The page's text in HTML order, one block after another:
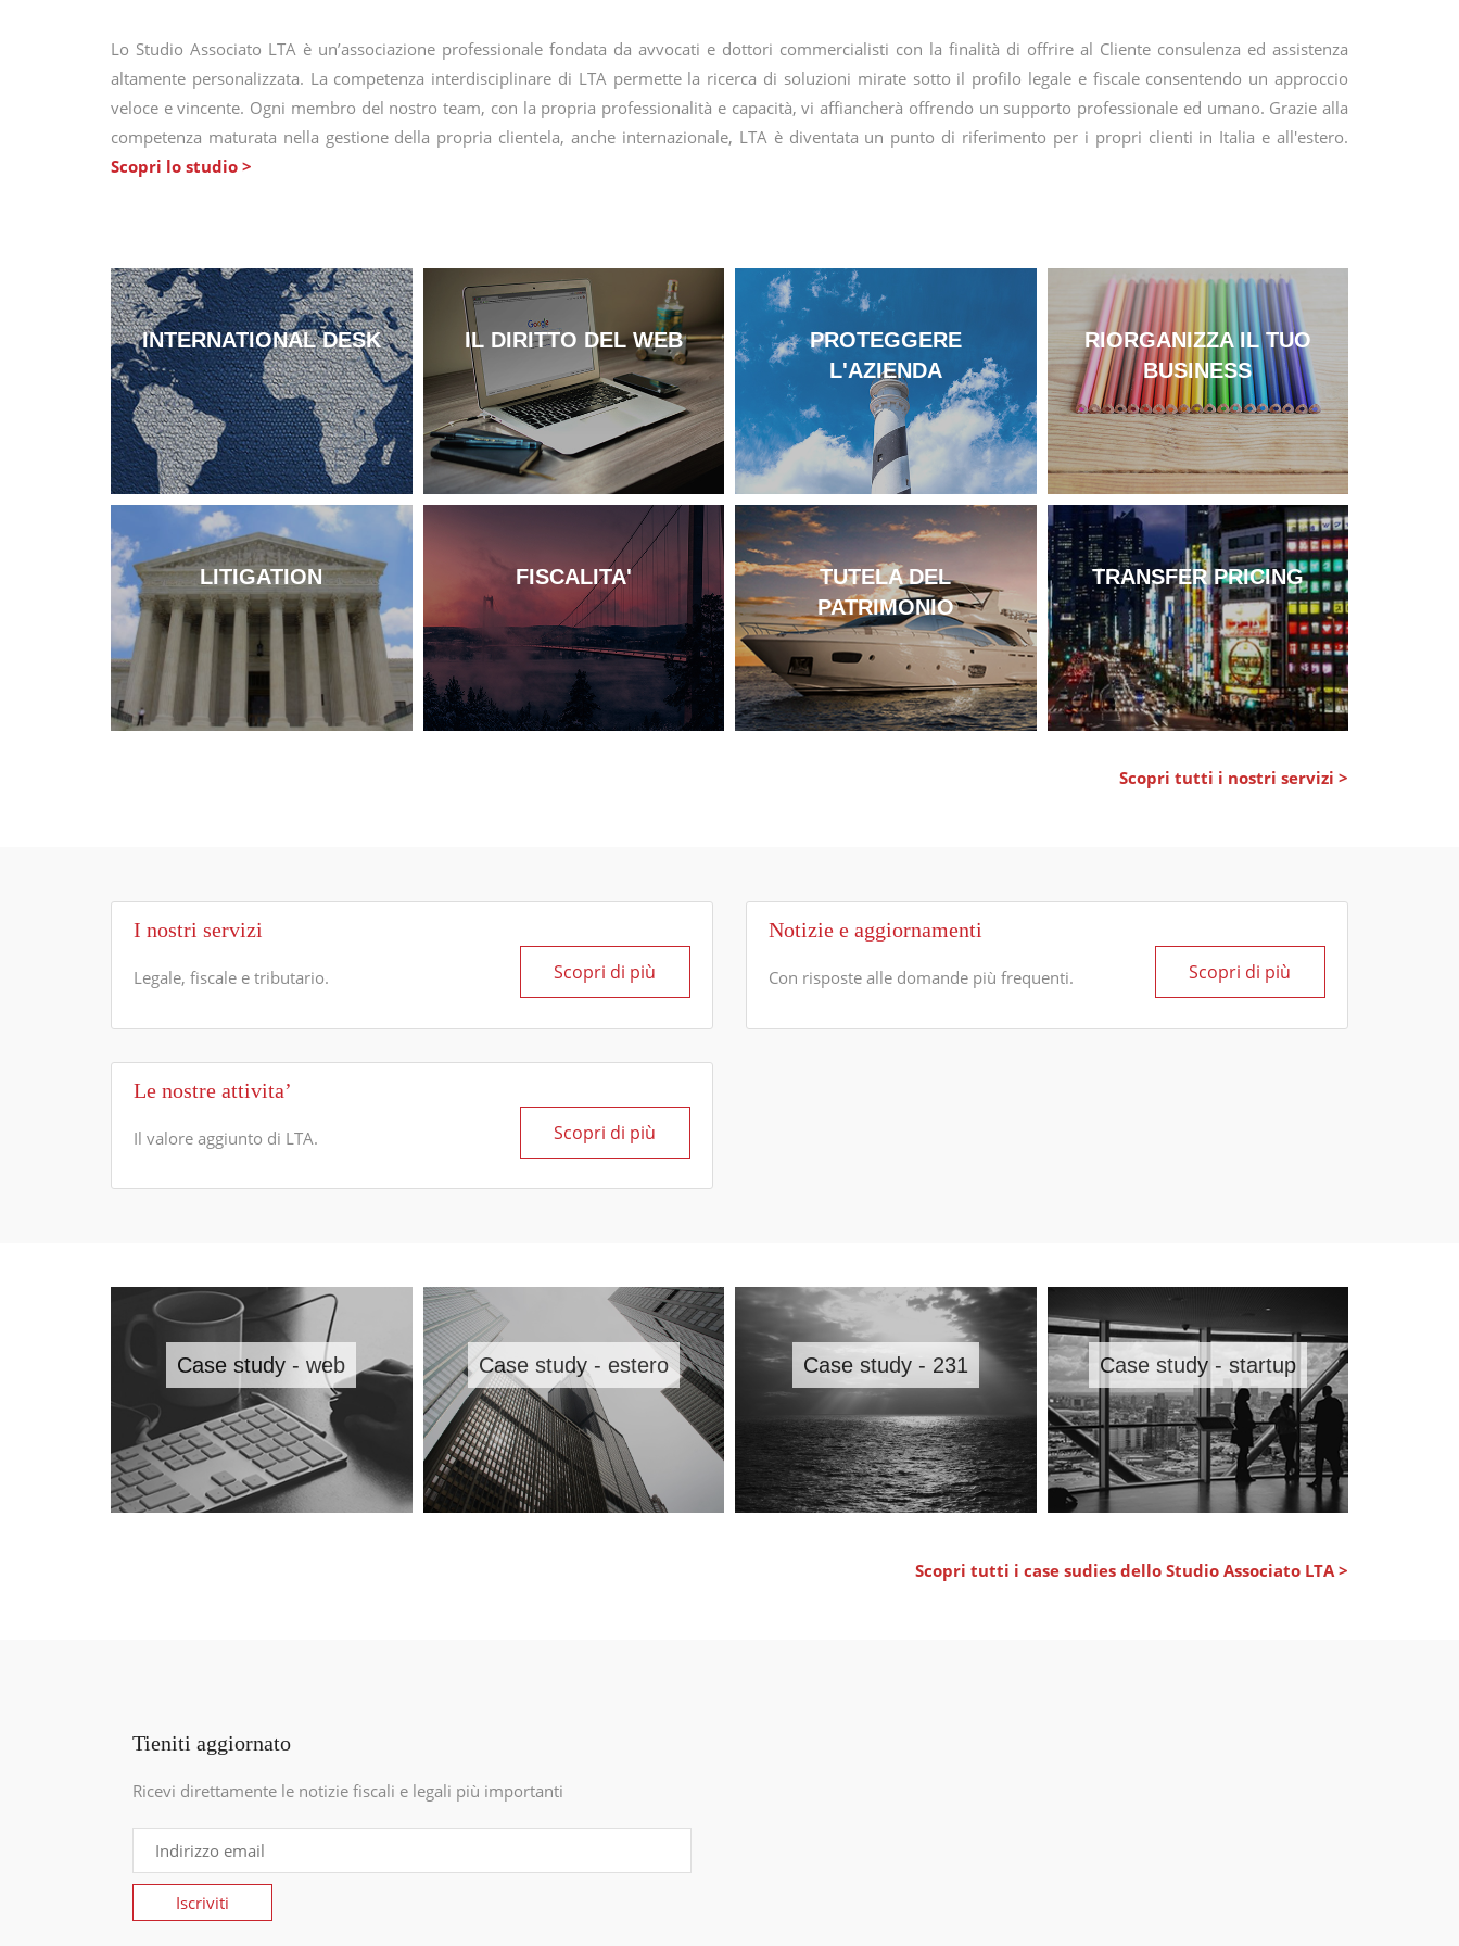
Lo Studio Associato LTA è un’associazione professionale fondata da avvocati e dottori commercialisti con la finalità di offrire al Cliente consulenza ed assistenza
altamente personalizzata. La competenza interdisciplinare di LTA permette la ricerca di soluzioni mirate sotto il profilo legale e fiscale consentendo un approccio
veloce e vincente. Ogni membro del nostro team, con la propria professionalità e capacità, vi affiancherà offrendo un supporto professionale ed umano. Grazie alla
competenza maturata nella gestione della propria clientela, anche internazionale, LTA è diventata un punto di riferimento per i propri clienti in Italia e all'estero.
Scopri lo studio >
INTERNATIONAL DESK IL DIRITTO DEL WEB
PROTEGGERE
L'AZIENDA
RIORGANIZZA IL TUO
BUSINESS
LITIGATION FISCALITA'
TUTELA DEL
PATRIMONIO
TRANSFER PRICING
Scopri tutti i nostri servizi >
I nostri servizi
Legale, fiscale e tributario. Scopri di più
Le nostre attivita’
Il valore aggiunto di LTA. Scopri di più
Notizie e aggiornamenti
Con risposte alle domande più frequenti. Scopri di più
Case study - web Case study - estero Case study - 231 Case study - startup
Scopri tutti i case sudies dello Studio Associato LTA >
Tieniti aggiornato
Ricevi direttamente le notizie fiscali e legali più importanti